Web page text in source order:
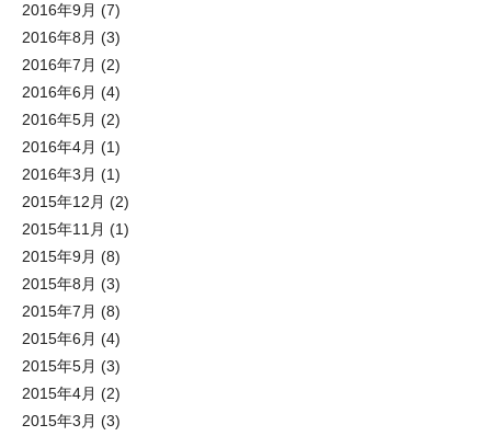
2016年9月 (7)
2016年8月 (3)
2016年7月 (2)
2016年6月 (4)
2016年5月 (2)
2016年4月 (1)
2016年3月 (1)
2015年12月 (2)
2015年11月 (1)
2015年9月 (8)
2015年8月 (3)
2015年7月 (8)
2015年6月 (4)
2015年5月 (3)
2015年4月 (2)
2015年3月 (3)